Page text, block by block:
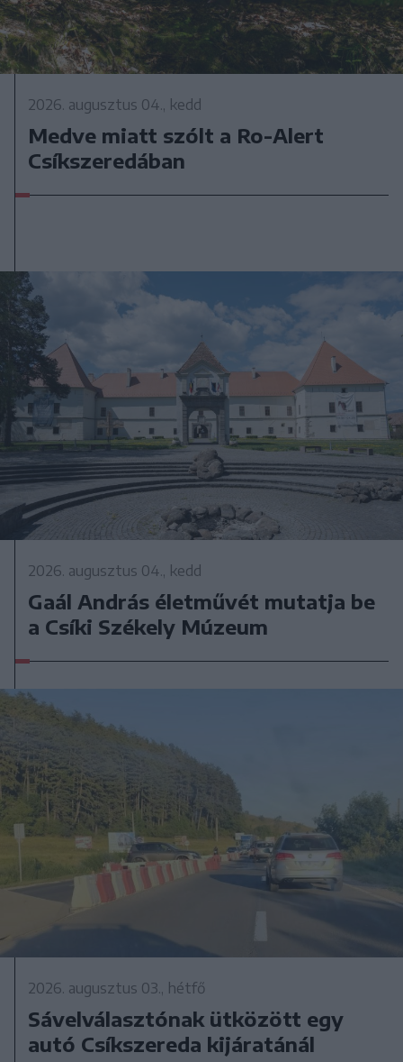
2026. augusztus 04., kedd
Medve miatt szólt a Ro-Alert
Csíkszeredában
2026. augusztus 04., kedd
Gaál András életművét mutatja be
a Csíki Székely Múzeum
2026. augusztus 03., hétfő
Sávelválasztónak ütközött egy
autó Csíkszereda kijáratánál